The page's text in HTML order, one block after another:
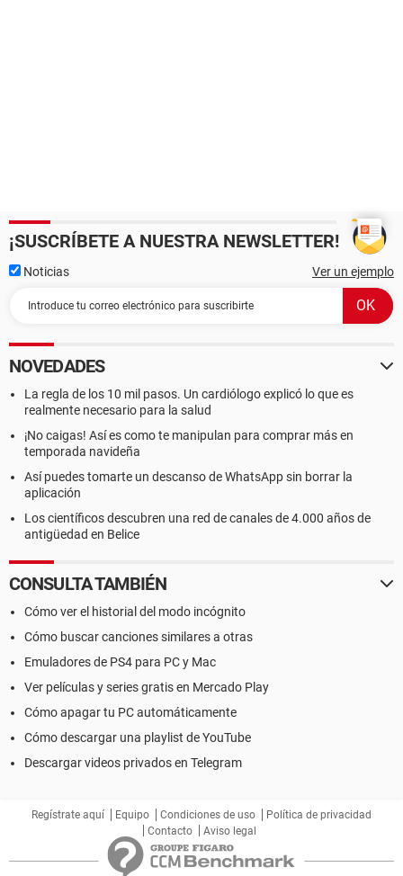
¡SUSCRÍBETE A NUESTRA NEWSLETTER!
Noticias Ver un ejemplo
NOVEDADES
La regla de los 10 mil pasos. Un cardiólogo explicó lo que es
realmente necesario para la salud
¡No caigas! Así es como te manipulan para comprar más en
temporada navideña
Así puedes tomarte un descanso de WhatsApp sin borrar la
aplicación
Los científicos descubren una red de canales de 4.000 años de
antigüedad en Belice
CONSULTA TAMBIÉN
Cómo ver el historial del modo incógnito
Cómo buscar canciones similares a otras
Emuladores de PS4 para PC y Mac
Ver películas y series gratis en Mercado Play
Cómo apagar tu PC automáticamente
Cómo descargar una playlist de YouTube
Descargar videos privados en Telegram
Regístrate aquí Equipo Condiciones de uso
Política de privacidad
Contacto
Aviso legal